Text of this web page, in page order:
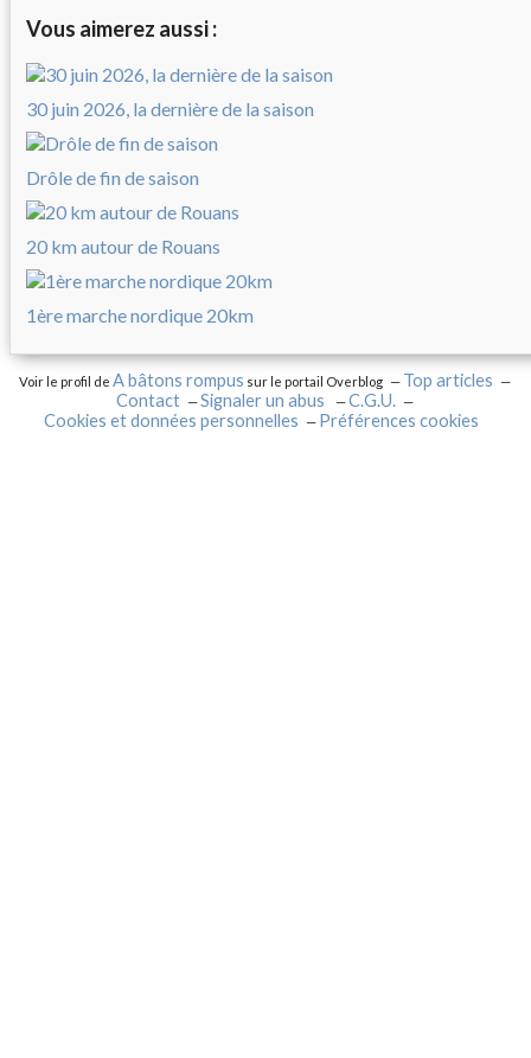
Vous aimerez aussi :
30 juin 2026, la dernière de la saison
Drôle de fin de saison
20 km autour de Rouans
1ère marche nordique 20km
Voir le profil deA bâtons rompus sur le portail Overblog
Top articles
Contact
Signaler un abus
C.G.U.
Cookies et données personnelles
Préférences cookies